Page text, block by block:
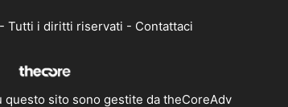
Tutti i diritti riservati - Contattaci
questo sito sono gestite da theCoreAdv